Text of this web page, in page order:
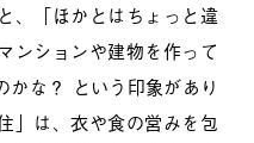
、「ほかとはちょっと違
ンションや建物を作って
かな？ という印象があり
」は、衣や食の営みを包